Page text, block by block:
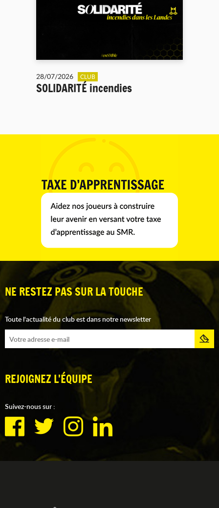
28/07/2026 CLUB
SOLIDARITÉ incendies
NE RESTEZ PAS SUR LA TOUCHE
Toute l'actualité du club est dans notre newsletter
REJOIGNEZ L'ÉQUIPE
Suivez-nous sur :